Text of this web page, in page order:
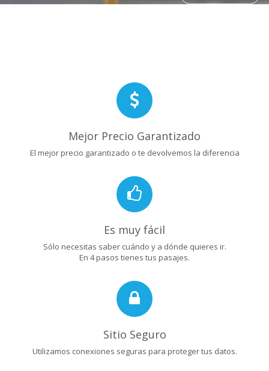
Mejor Precio Garantizado
El mejor precio garantizado o te devolvemos la diferencia
Es muy fácil
Sólo necesitas saber cuándo y a dónde quieres ir.
En 4 pasos tienes tus pasajes.
Sitio Seguro
Utilizamos conexiones seguras para proteger tus datos.